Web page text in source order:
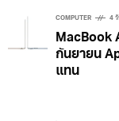
COMPUTER 4
MacBook
กันยายน
แทน